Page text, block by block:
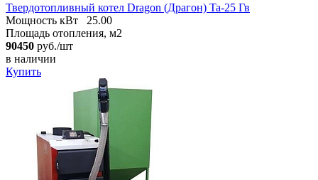
Твердотопливный котел Dragon (Драгон) Ta-25 Гв
Мощность кВт
25.00
Площадь отопления, м2
90450 руб./шт
в наличии
Купить